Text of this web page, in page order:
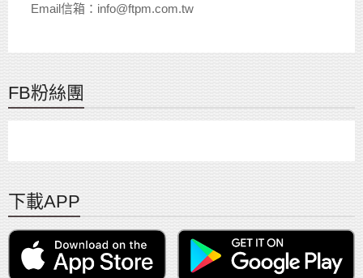
Email信箱：info@ftpm.com.tw
FB粉絲團
下載APP